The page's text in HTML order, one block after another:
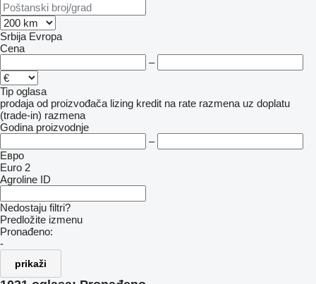
Srbija Evropa
Cena
–
Tip oglasa
prodaja od proizvođača lizing kredit na rate razmena uz doplatu
(trade-in) razmena
Godina proizvodnje
–
Евро
Euro 2
Agroline ID
Nedostaju filtri?
Predložite izmenu
Pronađeno:
-
prikaži